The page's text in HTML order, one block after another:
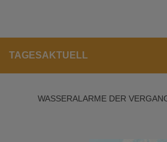
TAGESAKTUELL
WASSERALARME DER